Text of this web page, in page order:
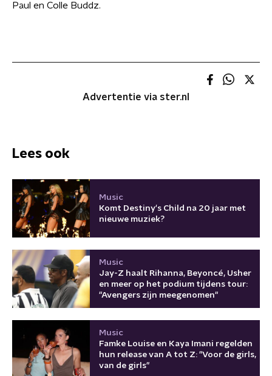
Paul en Colle Buddz.
Advertentie via ster.nl
Lees ook
Music
Komt Destiny's Child na 20 jaar met
nieuwe muziek?
Music
Jay-Z haalt Rihanna, Beyoncé, Usher
en meer op het podium tijdens tour:
"Avengers zijn meegenomen"
Music
Famke Louise en Kaya Imani regelden
hun release van A tot Z: "Voor de girls,
van de girls"